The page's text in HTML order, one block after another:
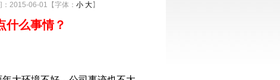
2015-06-01【字体： 小 大】
什么事情？